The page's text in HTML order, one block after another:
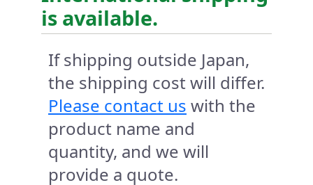
is available.
If shipping outside Japan,
the shipping cost will differ.
Please contact us with the
product name and
quantity, and we will
provide a quote.